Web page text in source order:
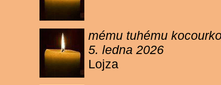
mému tuhému
5. ledna 2026
Lojza